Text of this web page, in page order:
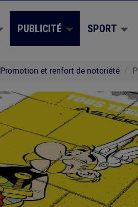
PUBLICITÉ SPORT
Promotion et renfort de notoriété